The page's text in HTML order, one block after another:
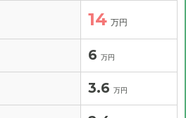
14 万円
6 万円
3.6 万円